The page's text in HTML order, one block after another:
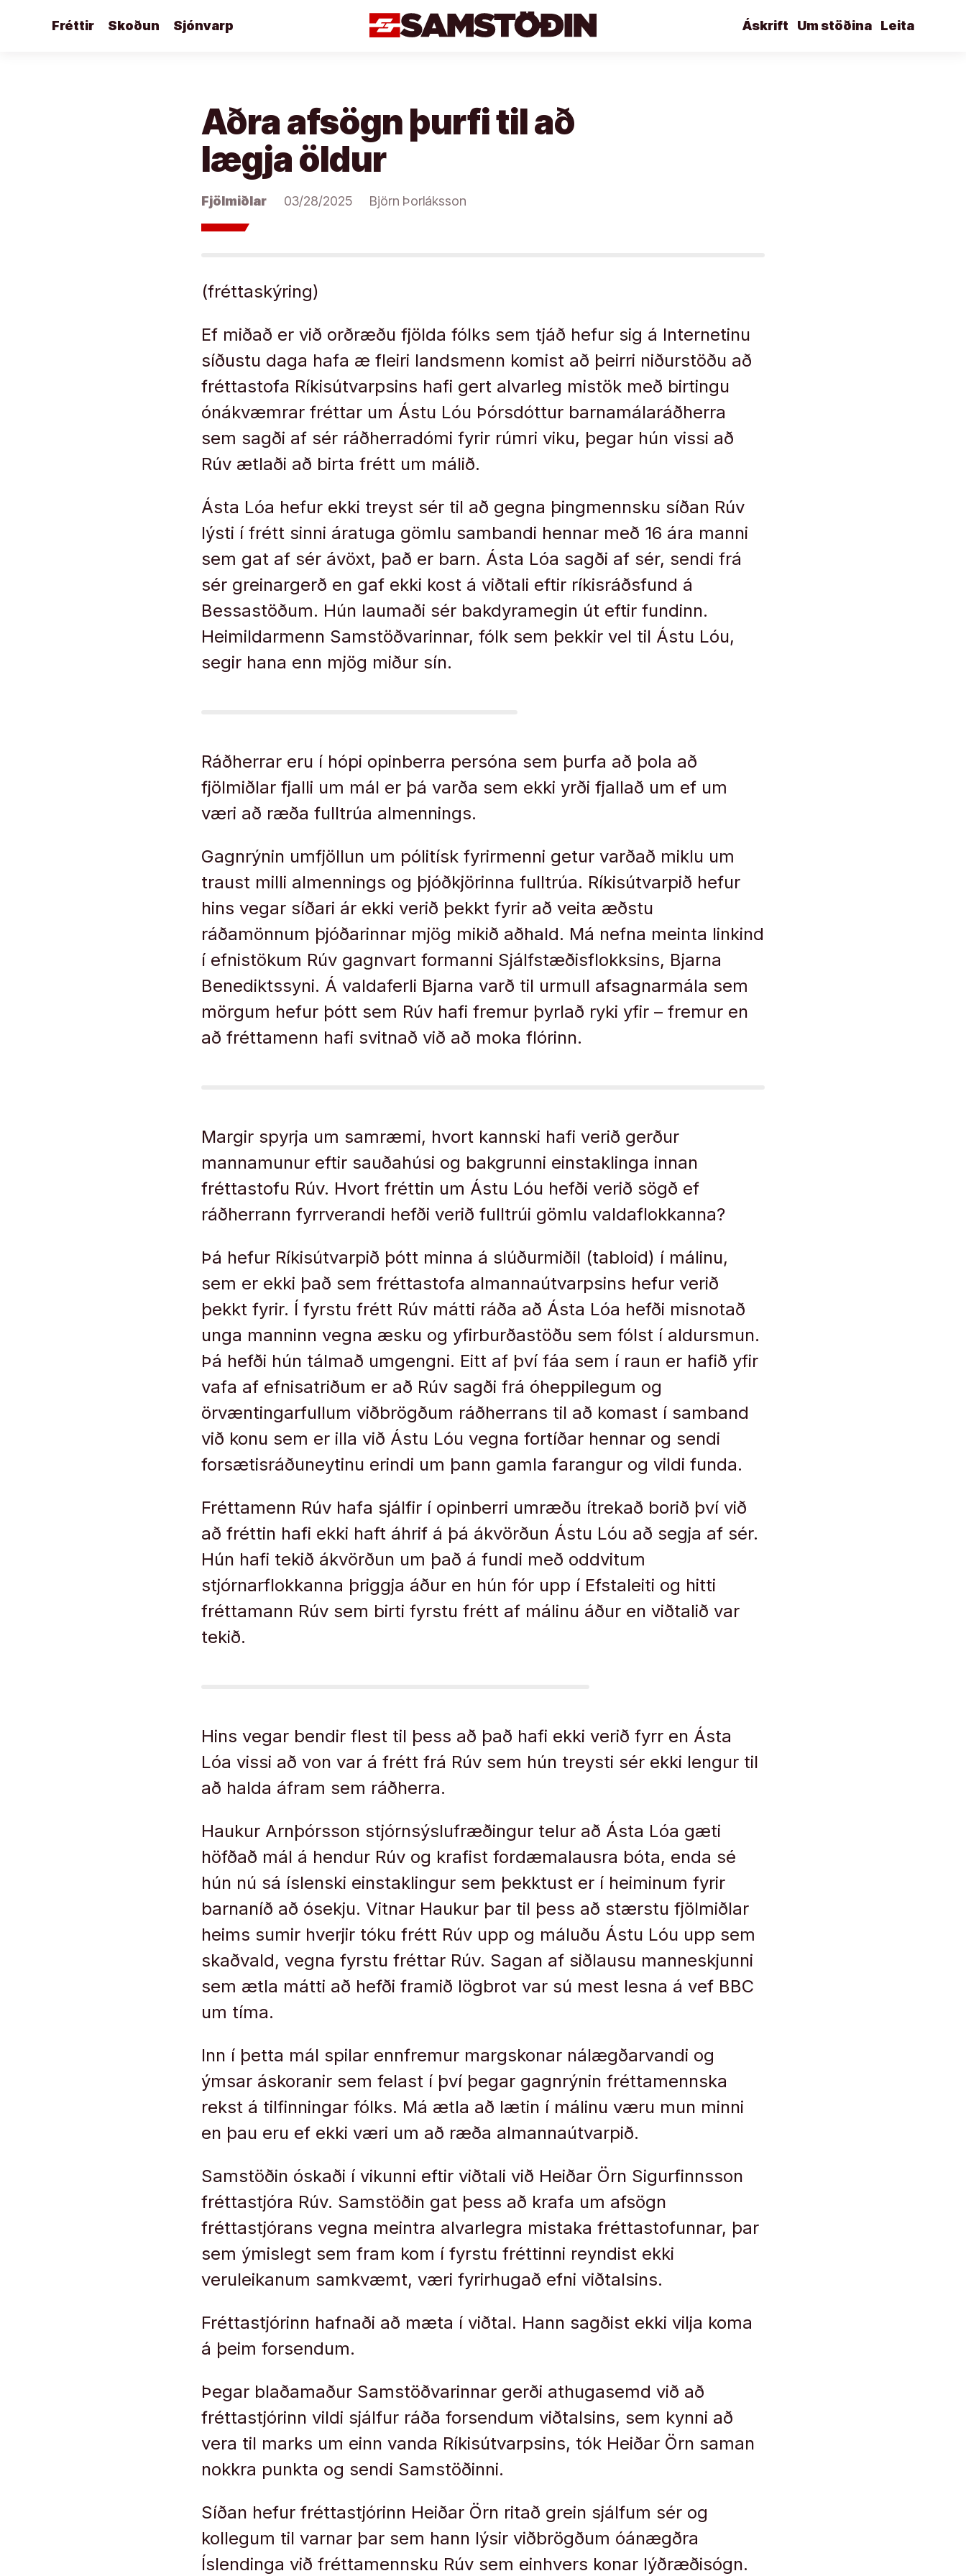
Fréttir Skoðun Sjónvarp Leita
Um stöðina
Áskrift
Aðra afsögn þurfi til að
lægja öldur
Fjölmiðlar 03/28/2025 Björn Þorláksson
(fréttaskýring)
Ef miðað er við orðræðu fjölda fólks sem tjáð hefur sig á Internetinu
síðustu daga hafa æ fleiri landsmenn komist að þeirri niðurstöðu að
fréttastofa Ríkisútvarpsins hafi gert alvarleg mistök með birtingu
ónákvæmrar fréttar um Ástu Lóu Þórsdóttur barnamálaráðherra
sem sagði af sér ráðherradómi fyrir rúmri viku, þegar hún vissi að
Rúv ætlaði að birta frétt um málið.
Ásta Lóa hefur ekki treyst sér til að gegna þingmennsku síðan Rúv
lýsti í frétt sinni áratuga gömlu sambandi hennar með 16 ára manni
sem gat af sér ávöxt, það er barn. Ásta Lóa sagði af sér, sendi frá
sér greinargerð en gaf ekki kost á viðtali eftir ríkisráðsfund á
Bessastöðum. Hún laumaði sér bakdyramegin út eftir fundinn.
Heimildarmenn Samstöðvarinnar, fólk sem þekkir vel til Ástu Lóu,
segir hana enn mjög miður sín.
Ráðherrar eru í hópi opinberra persóna sem þurfa að þola að
fjölmiðlar fjalli um mál er þá varða sem ekki yrði fjallað um ef um
væri að ræða fulltrúa almennings.
Gagnrýnin umfjöllun um pólitísk fyrirmenni getur varðað miklu um
traust milli almennings og þjóðkjörinna fulltrúa. Ríkisútvarpið hefur
hins vegar síðari ár ekki verið þekkt fyrir að veita æðstu
ráðamönnum þjóðarinnar mjög mikið aðhald. Má nefna meinta linkind
í efnistökum Rúv gagnvart formanni Sjálfstæðisflokksins, Bjarna
Benediktssyni. Á valdaferli Bjarna varð til urmull afsagnarmála sem
mörgum hefur þótt sem Rúv hafi fremur þyrlað ryki yfir – fremur en
að fréttamenn hafi svitnað við að moka flórinn.
Margir spyrja um samræmi, hvort kannski hafi verið gerður
mannamunur eftir sauðahúsi og bakgrunni einstaklinga innan
fréttastofu Rúv. Hvort fréttin um Ástu Lóu hefði verið sögð ef
ráðherrann fyrrverandi hefði verið fulltrúi gömlu valdaflokkanna?
Þá hefur Ríkisútvarpið þótt minna á slúðurmiðil (tabloid) í málinu,
sem er ekki það sem fréttastofa almannaútvarpsins hefur verið
þekkt fyrir. Í fyrstu frétt Rúv mátti ráða að Ásta Lóa hefði misnotað
unga manninn vegna æsku og yfirburðastöðu sem fólst í aldursmun.
Þá hefði hún tálmað umgengni. Eitt af því fáa sem í raun er hafið yfir
vafa af efnisatriðum er að Rúv sagði frá óheppilegum og
örvæntingarfullum viðbrögðum ráðherrans til að komast í samband
við konu sem er illa við Ástu Lóu vegna fortíðar hennar og sendi
forsætisráðuneytinu erindi um þann gamla farangur og vildi funda.
Fréttamenn Rúv hafa sjálfir í opinberri umræðu ítrekað borið því við
að fréttin hafi ekki haft áhrif á þá ákvörðun Ástu Lóu að segja af sér.
Hún hafi tekið ákvörðun um það á fundi með oddvitum
stjórnarflokkanna þriggja áður en hún fór upp í Efstaleiti og hitti
fréttamann Rúv sem birti fyrstu frétt af málinu áður en viðtalið var
tekið.
Hins vegar bendir flest til þess að það hafi ekki verið fyrr en Ásta
Lóa vissi að von var á frétt frá Rúv sem hún treysti sér ekki lengur til
að halda áfram sem ráðherra.
Haukur Arnþórsson stjórnsýslufræðingur telur að Ásta Lóa gæti
höfðað mál á hendur Rúv og krafist fordæmalausra bóta, enda sé
hún nú sá íslenski einstaklingur sem þekktust er í heiminum fyrir
barnaníð að ósekju. Vitnar Haukur þar til þess að stærstu fjölmiðlar
heims sumir hverjir tóku frétt Rúv upp og máluðu Ástu Lóu upp sem
skaðvald, vegna fyrstu fréttar Rúv. Sagan af siðlausu manneskjunni
sem ætla mátti að hefði framið lögbrot var sú mest lesna á vef BBC
um tíma.
Inn í þetta mál spilar ennfremur margskonar nálægðarvandi og
ýmsar áskoranir sem felast í því þegar gagnrýnin fréttamennska
rekst á tilfinningar fólks. Má ætla að lætin í málinu væru mun minni
en þau eru ef ekki væri um að ræða almannaútvarpið.
Samstöðin óskaði í vikunni eftir viðtali við Heiðar Örn Sigurfinnsson
fréttastjóra Rúv. Samstöðin gat þess að krafa um afsögn
fréttastjórans vegna meintra alvarlegra mistaka fréttastofunnar, þar
sem ýmislegt sem fram kom í fyrstu fréttinni reyndist ekki
veruleikanum samkvæmt, væri fyrirhugað efni viðtalsins.
Fréttastjórinn hafnaði að mæta í viðtal. Hann sagðist ekki vilja koma
á þeim forsendum.
Þegar blaðamaður Samstöðvarinnar gerði athugasemd við að
fréttastjórinn vildi sjálfur ráða forsendum viðtalsins, sem kynni að
vera til marks um einn vanda Ríkisútvarpsins, tók Heiðar Örn saman
nokkra punkta og sendi Samstöðinni.
Síðan hefur fréttastjórinn Heiðar Örn ritað grein sjálfum sér og
kollegum til varnar þar sem hann lýsir viðbrögðum óánægðra
Íslendinga við fréttamennsku Rúv sem einhvers konar lýðræðisógn.